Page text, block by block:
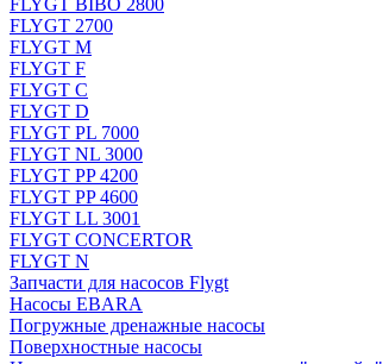
FLYGT BIBO 2800
FLYGT 2700
FLYGT M
FLYGT F
FLYGT C
FLYGT D
FLYGT PL 7000
FLYGT NL 3000
FLYGT PP 4200
FLYGT PP 4600
FLYGT LL 3001
FLYGT CONCERTOR
FLYGT N
Запчасти для насосов Flygt
Насосы EBARA
Погружные дренажные насосы
Поверхностные насосы